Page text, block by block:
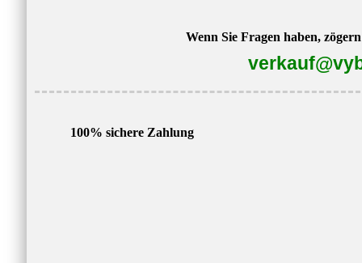
Wenn Sie Fragen haben,
100% sichere Zahlung